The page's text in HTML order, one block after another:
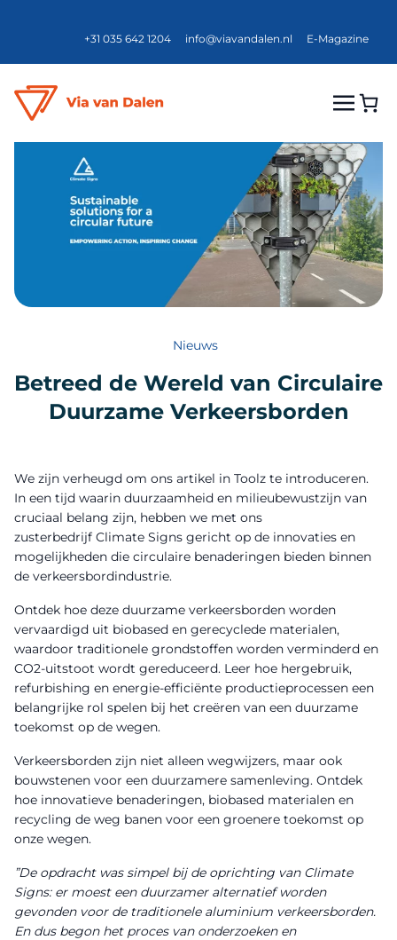
+31 035 642 1204 info@viavandalen.nl E-Magazine
Nieuws
Betreed de Wereld van Circulaire
Duurzame Verkeersborden
We zijn verheugd om ons artikel in Toolz te introduceren.
In een tijd waarin duurzaamheid en milieubewustzijn van
cruciaal belang zijn, hebben we met ons
zusterbedrijf Climate Signs gericht op de innovaties en
mogelijkheden die circulaire benaderingen bieden binnen
de verkeersbordindustrie.
Ontdek hoe deze duurzame verkeersborden worden
vervaardigd uit biobased en gerecyclede materialen,
waardoor traditionele grondstoffen worden verminderd en
CO2-uitstoot wordt gereduceerd. Leer hoe hergebruik,
refurbishing en energie-efficiënte productieprocessen een
belangrijke rol spelen bij het creëren van een duurzame
toekomst op de wegen.
Verkeersborden zijn niet alleen wegwijzers, maar ook
bouwstenen voor een duurzamere samenleving. Ontdek
hoe innovatieve benaderingen, biobased materialen en
recycling de weg banen voor een groenere toekomst op
onze wegen.
”De opdracht was simpel bij de oprichting van Climate
Signs: er moest een duurzamer alternatief worden
gevonden voor de traditionele aluminium verkeersborden.
En dus begon het proces van onderzoeken en